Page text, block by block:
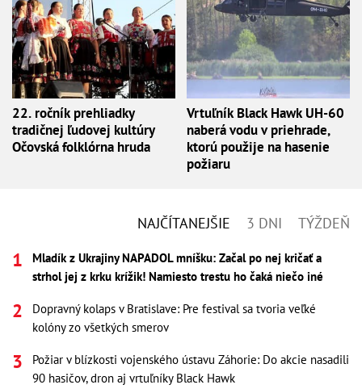
22. ročník prehliadky
tradičnej ľudovej kultúry
Očovská folklórna hruda
Vrtuľník Black Hawk UH-60
naberá vodu v priehrade,
ktorú použije na hasenie
požiaru
NAJČÍTANEJŠIE 3 DNI TÝŽDEŇ
Mladík z Ukrajiny NAPADOL mníšku: Začal po nej kričať a
strhol jej z krku krížik! Namiesto trestu ho čaká niečo iné
Dopravný kolaps v Bratislave: Pre festival sa tvoria veľké
kolóny zo všetkých smerov
Požiar v blízkosti vojenského ústavu Záhorie: Do akcie nasadili
90 hasičov, dron aj vrtuľníky Black Hawk